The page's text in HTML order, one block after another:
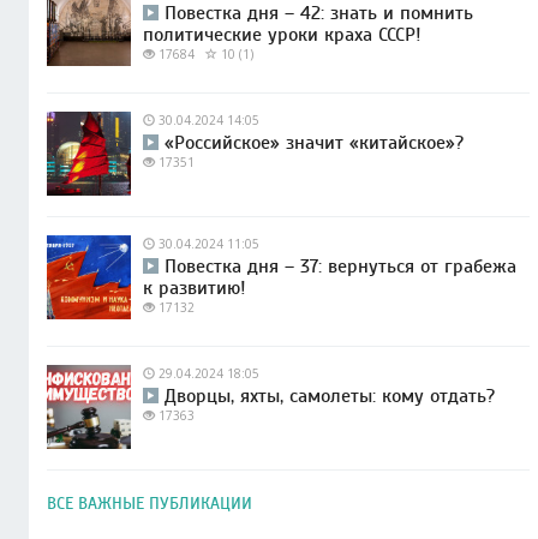
Повестка дня – 42: знать и помнить
политические уроки краха СССР!
17684 10 (1)
30.04.2024 14:05
«Российское» значит «китайское»?
17351
30.04.2024 11:05
Повестка дня – 37: вернуться от грабежа
к развитию!
17132
29.04.2024 18:05
Дворцы, яхты, самолеты: кому отдать?
17363
ВСЕ ВАЖНЫЕ ПУБЛИКАЦИИ